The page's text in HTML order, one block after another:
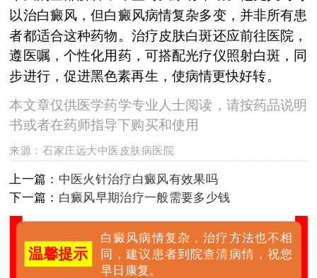
以治白癜风，但白癜风病情复杂多变，并非所有患
者都适合这种药物。治疗皮肤白斑还应前往医院，
遵医嘱，个性化用药，可搭配光疗仪照射白斑，同
步进行，促进黑色素再生，使病情更快好转。
本文章仅供医学药学专业人士阅读，请按药品说明
书或者在药师指导下购买和使用
来源：石家庄远大中医皮肤病医院
上一篇： 中医火针治疗白癜风有效果吗
下一篇： 白癜风早期治疗一般需要多少钱
温馨提示
白癜风病情复杂，治疗方法也不相
同，建议患者到院查清病情，祝您
早日康复。